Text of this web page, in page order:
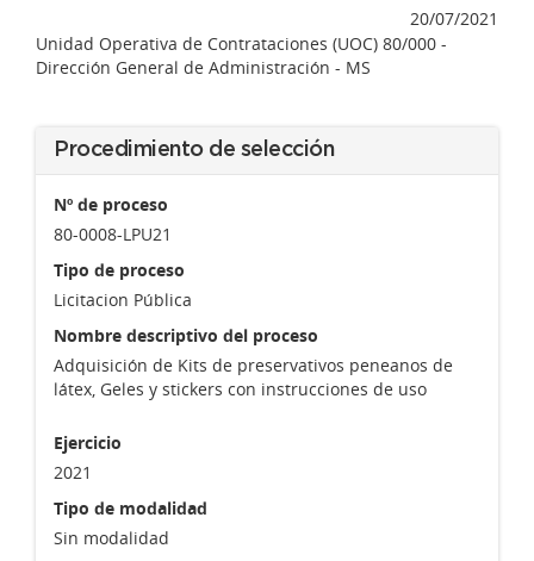
20/07/2021
Unidad Operativa de Contrataciones (UOC) 80/000 -
Dirección General de Administración - MS
Procedimiento de selección
Nº de proceso
80-0008-LPU21
Tipo de proceso
Licitacion Pública
Nombre descriptivo del proceso
Adquisición de Kits de preservativos peneanos de
látex, Geles y stickers con instrucciones de uso
Ejercicio
2021
Tipo de modalidad
Sin modalidad